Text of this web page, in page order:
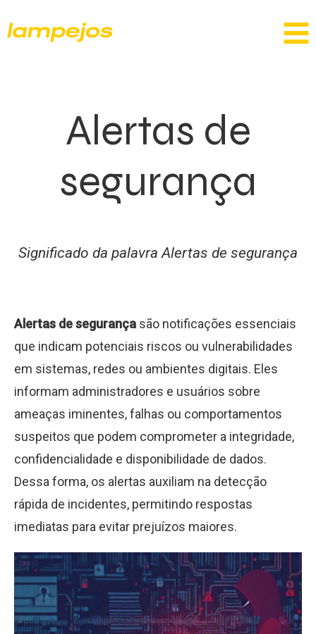
Alertas de
segurança
Significado da palavra Alertas de segurança
Alertas de segurança são notificações essenciais
que indicam potenciais riscos ou vulnerabilidades
em sistemas, redes ou ambientes digitais. Eles
informam administradores e usuários sobre
ameaças iminentes, falhas ou comportamentos
suspeitos que podem comprometer a integridade,
confidencialidade e disponibilidade de dados.
Dessa forma, os alertas auxiliam na detecção
rápida de incidentes, permitindo respostas
imediatas para evitar prejuízos maiores.